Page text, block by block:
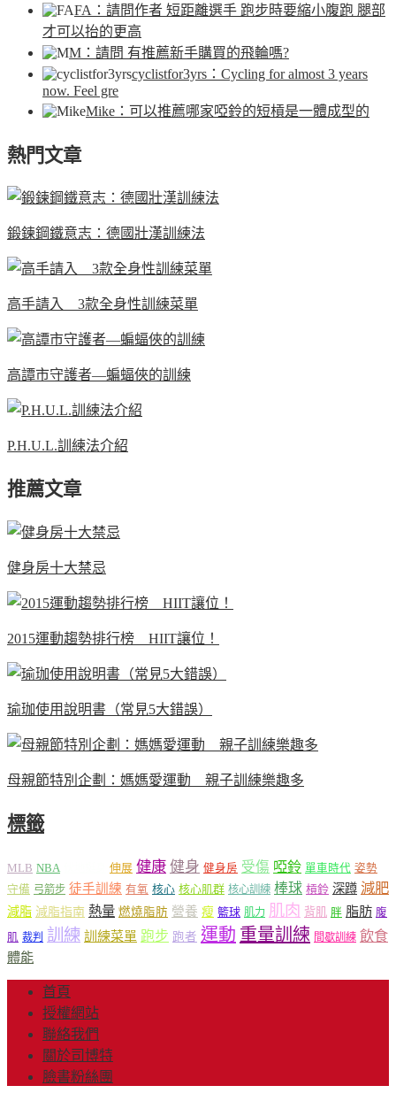
FA ：請問作者 短距離選手 跑步時要縮小腹跑 腿部
才可以抬的更高
M ：請問 有推薦新手購買的飛輪嗎?
cyclistfor3yrs ：Cycling for almost 3 years
now. Feel gre
Mike ：可以推薦哪家啞鈴的短槓是一體成型的
熱門文章
鍛鍊鋼鐵意志：德國壯漢訓練法
高手請入 3款全身性訓練菜單
高譚市守護者—蝙蝠俠的訓練
P.H.U.L.訓練法介紹
推薦文章
健身房十大禁忌
2015運動趨勢排行榜 HIIT讓位！
瑜珈使用說明書（常見5大錯誤）
母親節特別企劃：媽媽愛運動 親子訓練樂趣多
標籤
MLB NBA 伸展 健康 健身 健身房 受傷 啞鈴 單車時代 姿勢
守備 弓箭步 徒手訓練 有氧 核心 核心肌群 核心訓練 棒球 槓鈴 深蹲 減肥
減脂 減脂指南 熱量 燃燒脂肪 營養 瘦 籃球 肌力 肌肉 背肌 胖 脂肪 腹
肌 裁判 訓練 訓練菜單 跑步 跑者 運動 重量訓練 間歇訓練 飲食
體能
首頁
授權網站
聯絡我們
關於司博特
臉書粉絲團